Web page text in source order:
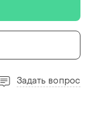
Задать вопрос